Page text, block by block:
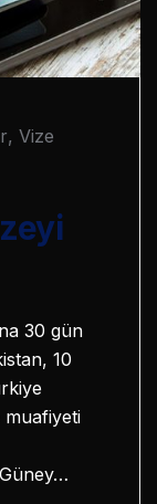
, Vize
30 gün
10
muafiyeti